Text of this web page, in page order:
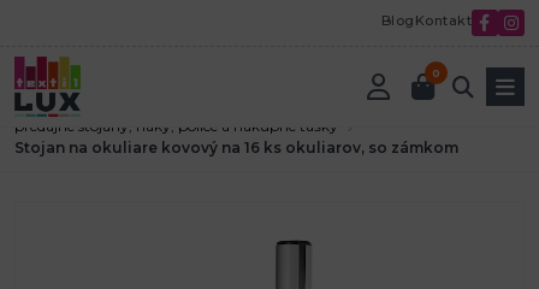
Blog Kontakt
0
Úvod
Vybavenie predajní pre galantériu
predajné stojany, háky, police a nákupné tašky
Stojan na okuliare kovový na 16 ks okuliarov, so zámkom